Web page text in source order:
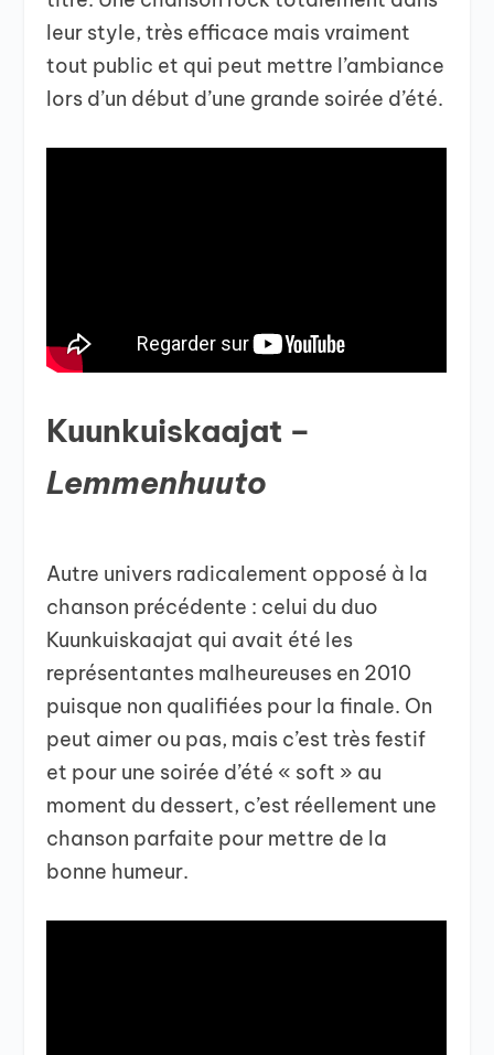
leur style, très efficace mais vraiment
tout public et qui peut mettre l’ambiance
lors d’un début d’une grande soirée d’été.
Kuunkuiskaajat –
Lemmenhuuto
Autre univers radicalement opposé à la
chanson précédente : celui du duo
Kuunkuiskaajat qui avait été les
représentantes malheureuses en 2010
puisque non qualifiées pour la finale. On
peut aimer ou pas, mais c’est très festif
et pour une soirée d’été « soft » au
moment du dessert, c’est réellement une
chanson parfaite pour mettre de la
bonne humeur.